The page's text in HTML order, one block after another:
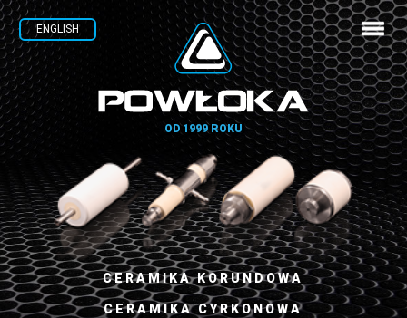
CERAMIKA KORUNDOWA
CERAMIKA CYRKONOWA
OD 1999 ROKU
ENGLISH
O NAS
AKTUALNOŚCI
OFERTA
PRODUKTY
KLIENCI